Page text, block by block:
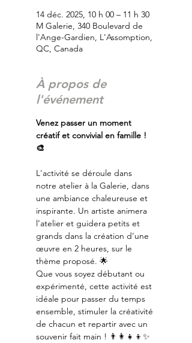
14 déc. 2025, 10 h 00 – 11 h 30
M Galerie, 340 Boulevard de
l'Ange-Gardien, L'Assomption,
QC, Canada
À propos de
l'événement
Venez passer un moment
créatif et convivial en famille !
🎨
L'activité se déroule dans
notre atelier à la Galerie, dans
une ambiance chaleureuse et
inspirante. Un artiste animera
l’atelier et guidera petits et
grands dans la création d’une
œuvre en 2 heures, sur le
thème proposé. 🌟
Que vous soyez débutant ou
expérimenté, cette activité est
idéale pour passer du temps
ensemble, stimuler la créativité
de chacun et repartir avec un
souvenir fait main ! 👨‍👩‍👧‍👦✨